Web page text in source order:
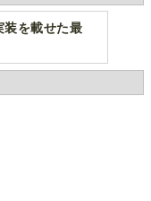
を載せた最